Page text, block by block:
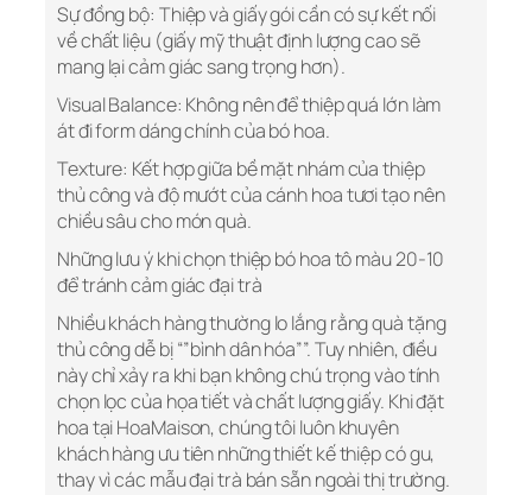
Sự đồng bộ: Thiệp và giấy gói cần có sự kết nối
về chất liệu (giấy mỹ thuật định lượng cao sẽ
mang lại cảm giác sang trọng hơn).
Visual Balance: Không nên để thiệp quá lớn làm
át đi form dáng chính của bó hoa.
Texture: Kết hợp giữa bề mặt nhám của thiệp
thủ công và độ mướt của cánh hoa tươi tạo nên
chiều sâu cho món quà.
Những lưu ý khi chọn thiệp bó hoa tô màu 20-10
để tránh cảm giác đại trà
Nhiều khách hàng thường lo lắng rằng quà tặng
thủ công dễ bị “”bình dân hóa””. Tuy nhiên, điều
này chỉ xảy ra khi bạn không chú trọng vào tính
chọn lọc của họa tiết và chất lượng giấy. Khi đặt
hoa tại HoaMaison, chúng tôi luôn khuyên
khách hàng ưu tiên những thiết kế thiệp có gu,
thay vì các mẫu đại trà bán sẵn ngoài thị trường.